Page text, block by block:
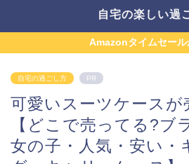
自宅の楽しい過
Amazonタイムセール
自宅の過ごし方 PR
可愛いスーツケースが
【どこで売ってる?ブ
女の子・人気・安い・